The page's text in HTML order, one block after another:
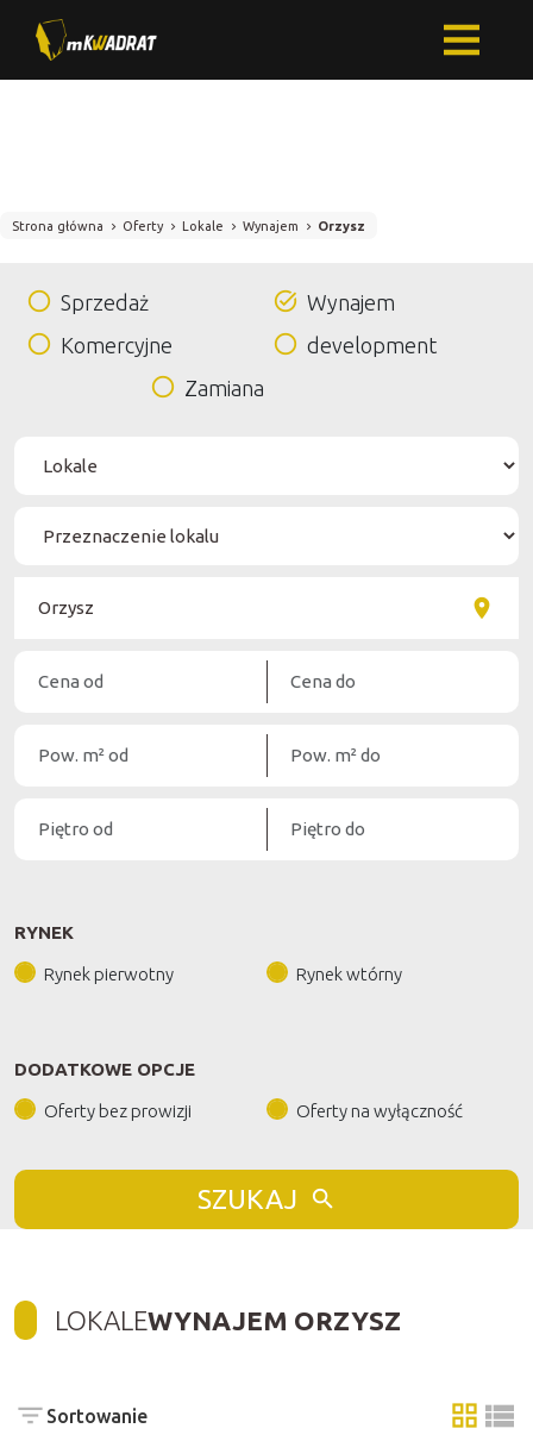
Strona główna Oferty Lokale Wynajem Orzysz
Sprzedaż
Wynajem
Komercyjne
development
Zamiana
RYNEK
Rynek pierwotny Rynek wtórny
DODATKOWE OPCJE
Oferty bez prowizji Oferty na wyłączność
SZUKAJ
LOKALEWYNAJEM ORZYSZ
Sortowanie
tabela